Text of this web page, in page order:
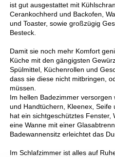
ist gut ausgestattet mit
Cerankochherd und Backofen,
und Toaster, sowie großzügig
Besteck.
Damit sie noch mehr Komfort
Küche mit den gängigsten
Spülmittel, Küchenrollen und
dass sie diese nicht mitbringen,
müssen.
Im hellen Badezimmer versorgen
und Handtüchern, Kleenex, Seife
hat ein sichtgeschütztes Fenster,
eine Wanne mit einer
Badewannensitz erleichtet das
Im Schlafzimmer ist alles auf